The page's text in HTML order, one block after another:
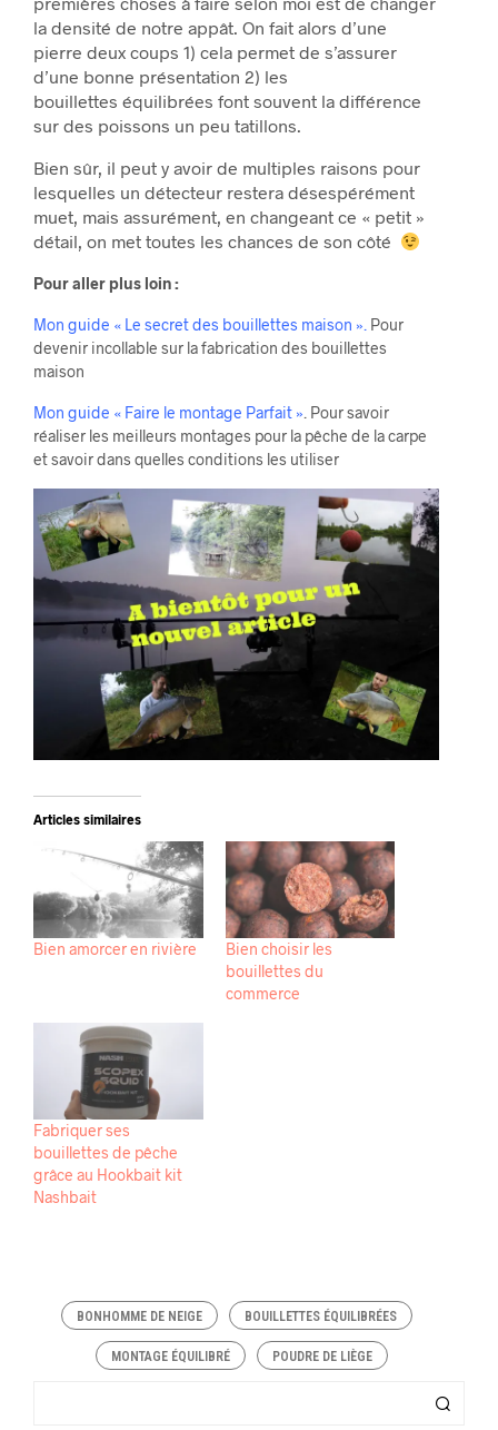
la densité de notre appât. On fait alors d’une
pierre deux coups 1) cela permet de s’assurer
d’une bonne présentation 2) les
bouillettes équilibrées font souvent la différence
sur des poissons un peu tatillons.
Bien sûr, il peut y avoir de multiples raisons pour
lesquelles un détecteur restera désespérément
muet, mais assurément, en changeant ce « petit »
détail, on met toutes les chances de son côté
Pour aller plus loin :
Mon guide « Le secret des bouillettes maison » Pour
devenir incollable sur la fabrication des bouillettes
maison
Mon guide « Faire le montage Parfait » . Pour savoir
réaliser les meilleurs montages pour la pêche de la carpe
et savoir dans quelles conditions les utiliser
Articles similaires
Bien amorcer en rivière
Bien choisir les
bouillettes du
commerce
Fabriquer ses
bouillettes de pêche
grâce au Hookbait kit
Nashbait
BONHOMME DE NEIGE BOUILLETTES ÉQUILIBRÉES
MONTAGE ÉQUILIBRÉ POUDRE DE LIÈGE